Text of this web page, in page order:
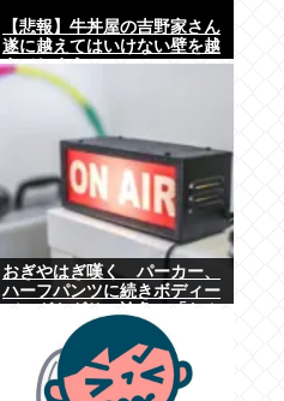
【悲報】牛丼屋の吉野家さん
遂に越えてはいけない壁を越
えてしまう…
おぎやはぎ嘆く パーカー、
ハーフパンツに続きボディー
バッグもダサい論争に「なん
でおじさんだけ言われる
の？」